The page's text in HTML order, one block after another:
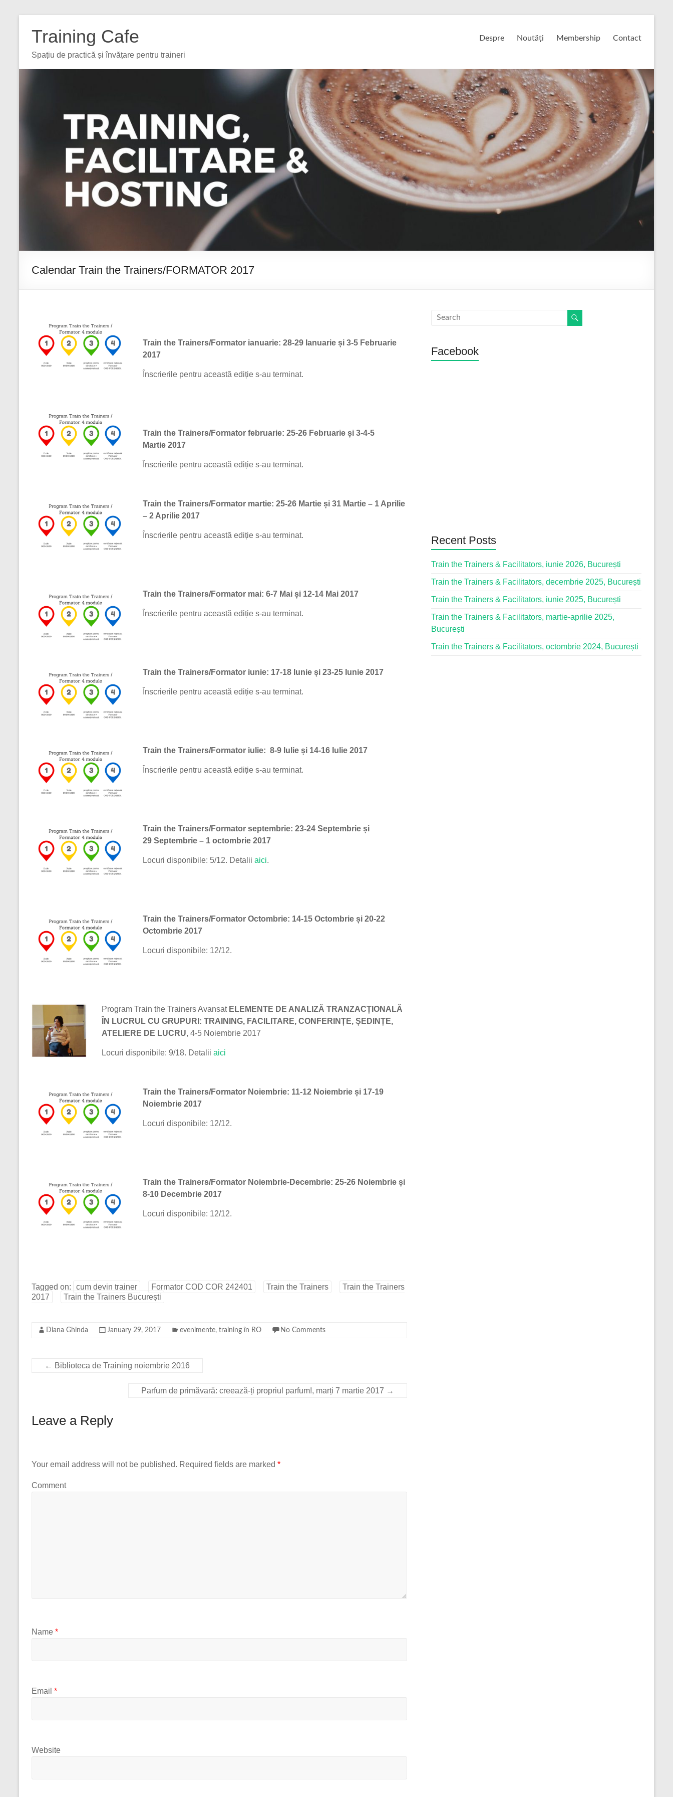
Training Cafe
Spațiu de practică și învățare pentru traineri
Despre Noutăți Membership Contact
Calendar Train the Trainers/FORMATOR 2017
Train the Trainers/Formator ianuarie: 28-29 Ianuarie și 3-5 Februarie
2017
Înscrierile pentru această ediție s-au terminat.
Train the Trainers/Formator februarie: 25-26 Februarie și 3-4-5
Martie 2017
Înscrierile pentru această ediție s-au terminat.
Train the Trainers/Formator martie: 25-26 Martie și 31 Martie – 1 Aprilie
– 2 Aprilie 2017
Înscrierile pentru această ediție s-au terminat.
Train the Trainers/Formator mai: 6-7 Mai și 12-14 Mai 2017
Înscrierile pentru această ediție s-au terminat.
Train the Trainers/Formator iunie: 17-18 Iunie și 23-25 Iunie 2017
Înscrierile pentru această ediție s-au terminat.
Train the Trainers/Formator iulie: 8-9 Iulie și 14-16 Iulie 2017
Înscrierile pentru această ediție s-au terminat.
Train the Trainers/Formator septembrie: 23-24 Septembrie și
29 Septembrie – 1 octombrie 2017
Locuri disponibile: 5/12. Detalii aici.
Train the Trainers/Formator Octombrie: 14-15 Octombrie și 20-22
Octombrie 2017
Locuri disponibile: 12/12.
Program Train the Trainers Avansat ELEMENTE DE ANALIZĂ TRANZACȚIONALĂ
ÎN LUCRUL CU GRUPURI: TRAINING, FACILITARE, CONFERINȚE, ȘEDINȚE,
ATELIERE DE LUCRU, 4-5 Noiembrie 2017
Locuri disponibile: 9/18. Detalii aici
Train the Trainers/Formator Noiembrie: 11-12 Noiembrie și 17-19
Noiembrie 2017
Locuri disponibile: 12/12.
Train the Trainers/Formator Noiembrie-Decembrie: 25-26 Noiembrie și
8-10 Decembrie 2017
Locuri disponibile: 12/12.
Tagged on: cum devin trainer Formator COD COR 242401 Train the Trainers
Train the Trainers
2017
Train the Trainers București
Diana Ghinda January 29, 2017 evenimente, training în RO No Comments
← Biblioteca de Training noiembrie 2016
Parfum de primăvară: creează-ți propriul parfum!, marți 7 martie 2017 →
Leave a Reply
Your email address will not be published. Required fields are marked *
Comment
Name *
Email *
Website
Facebook
Recent Posts
Train the Trainers & Facilitators, iunie 2026, București
Train the Trainers & Facilitators, decembrie 2025, București
Train the Trainers & Facilitators, iunie 2025, București
Train the Trainers & Facilitators, martie-aprilie 2025,
București
Train the Trainers & Facilitators, octombrie 2024, București